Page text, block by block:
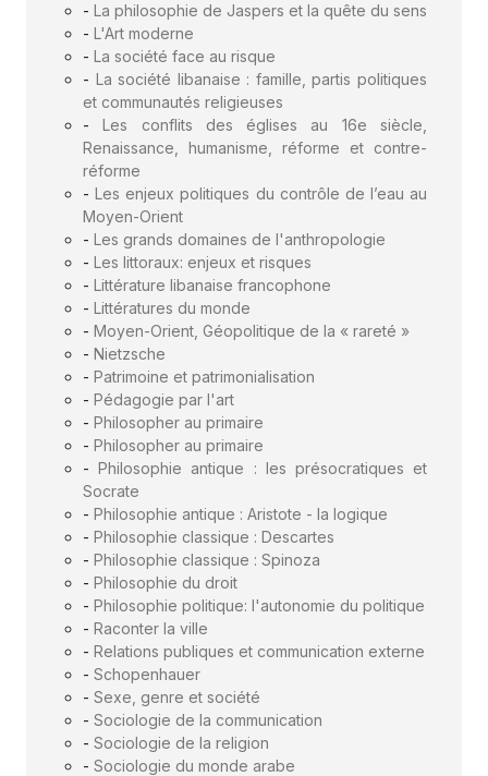
- La philosophie de Jaspers et la quête du sens
- L'Art moderne
- La société face au risque
- La société libanaise : famille, partis politiques
et communautés religieuses
-Les conflits des églises au 16e siècle,
Renaissance, humanisme, réforme et contre-
réforme
-Les enjeux politiques du contrôle de l’eau au
Moyen-Orient
- Les grands domaines de l'anthropologie
- Les littoraux: enjeux et risques
- Littérature libanaise francophone
- Littératures du monde
- Moyen-Orient, Géopolitique de la « rareté »
- Nietzsche
- Patrimoine et patrimonialisation
- Pédagogie par l'art
- Philosopher au primaire
- Philosopher au primaire
-Philosophie antique : les présocratiques et
Socrate
- Philosophie antique : Aristote - la logique
- Philosophie classique : Descartes
- Philosophie classique : Spinoza
- Philosophie du droit
- Philosophie politique: l'autonomie du politique
- Raconter la ville
- Relations publiques et communication externe
- Schopenhauer
- Sexe, genre et société
- Sociologie de la communication
- Sociologie de la religion
- Sociologie du monde arabe